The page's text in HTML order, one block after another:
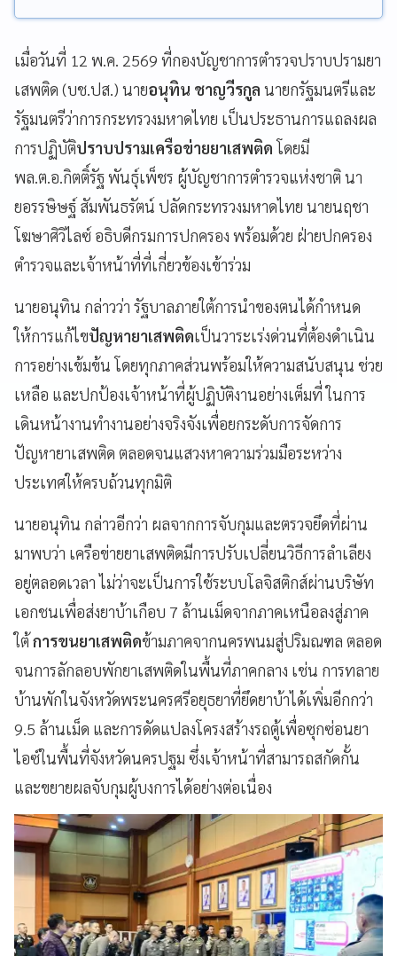
เมื่อวันที่ 12 พ.ค. 2569 ที่กองบัญชาการตำรวจปราบปรามยา
เสพติด (บช.ปส.) นายอนุทิน ชาญวีรกูล นายกรัฐมนตรีและ
รัฐมนตรีว่าการกระทรวงมหาดไทย เป็นประธานการแถลงผล
การปฏิบัติปราบปรามเครือข่ายยาเสพติดโดยมี
พล.ต.อ.กิตติ์รัฐ พันธุ์เพ็ชร ผู้บัญชาการตำรวจแห่งชาติ นา
ยอรรษิษฐ์ สัมพันธรัตน์ ปลัดกระทรวงมหาดไทย นายนฤชา
โฆษาศิวิไลซ์ อธิบดีกรมการปกครอง พร้อมด้วย ฝ่ายปกครอง
ตำรวจและเจ้าหน้าที่ที่เกี่ยวข้องเข้าร่วม
นายอนุทิน กล่าวว่า รัฐบาลภายใต้การนำของตนได้กำหนด
ให้การแก้ไขปัญหายาเสพติดเป็นวาระเร่งด่วนที่ต้องดำเนิน
การอย่างเข้มข้น โดยทุกภาคส่วนพร้อมให้ความสนับสนุน ช่วย
เหลือ และปกป้องเจ้าหน้าที่ผู้ปฏิบัติงานอย่างเต็มที่ ในการ
เดินหน้างานทำงานอย่างจริงจังเพื่อยกระดับการจัดการ
ปัญหายาเสพติด ตลอดจนแสวงหาความร่วมมือระหว่าง
ประเทศให้ครบถ้วนทุกมิติ
นายอนุทิน กล่าวอีกว่า ผลจากการจับกุมและตรวจยึดที่ผ่าน
มาพบว่า เครือข่ายยาเสพติดมีการปรับเปลี่ยนวิธีการลำเลียง
อยู่ตลอดเวลา ไม่ว่าจะเป็นการใช้ระบบโลจิสติกส์ผ่านบริษัท
เอกชนเพื่อส่งยาบ้าเกือบ 7 ล้านเม็ดจากภาคเหนือลงสู่ภาค
ใต้การขนยาเสพติดข้ามภาคจากนครพนมสู่ปริมณฑล ตลอด
จนการลักลอบพักยาเสพติดในพื้นที่ภาคกลาง เช่น การทลาย
บ้านพักในจังหวัดพระนครศรีอยุธยาที่ยึดยาบ้าได้เพิ่มอีกกว่า
9.5 ล้านเม็ด และการดัดแปลงโครงสร้างรถตู้เพื่อซุกซ่อนยา
ไอซ์ในพื้นที่จังหวัดนครปฐม ซึ่งเจ้าหน้าที่สามารถสกัดกั้น
และขยายผลจับกุมผู้บงการได้อย่างต่อเนื่อง